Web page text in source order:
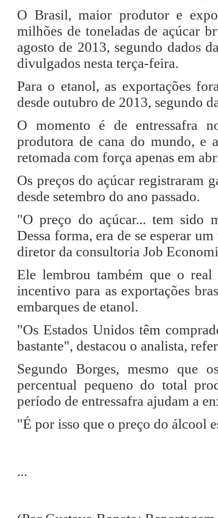
O Brasil, maior produtor e
milhões de toneladas de açúcar
agosto de 2013, segundo dados
divulgados nesta terça-feira.
Para o etanol, as exportações
desde outubro de 2013, segundo
O momento é de entressafra
produtora de cana do mundo, e
retomada com força apenas em
Os preços do açúcar registraram
desde setembro do ano passado.
"O preço do açúcar... tem sido
Dessa forma, era de se esperar
diretor da consultoria Job
Ele lembrou também que o
incentivo para as exportações
embarques de etanol.
"Os Estados Unidos têm
bastante", destacou o analista,
Segundo Borges, mesmo que
percentual pequeno do total
período de entressafra ajudam a
"É por isso que o preço do álcool
...